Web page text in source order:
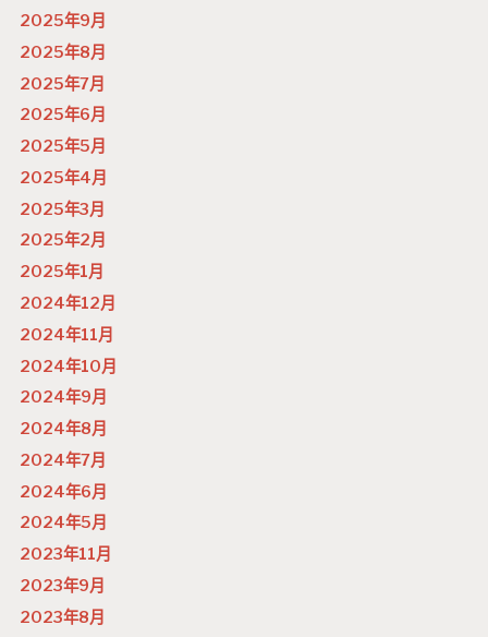
2025年9月
2025年8月
2025年7月
2025年6月
2025年5月
2025年4月
2025年3月
2025年2月
2025年1月
2024年12月
2024年11月
2024年10月
2024年9月
2024年8月
2024年7月
2024年6月
2024年5月
2023年11月
2023年9月
2023年8月